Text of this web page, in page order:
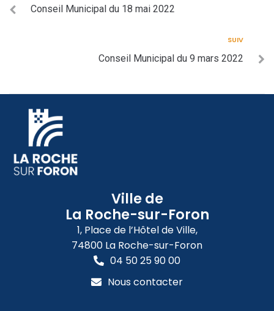
Conseil Municipal du 18 mai 2022
SUIV
Conseil Municipal du 9 mars 2022
Ville de
La Roche-sur-Foron
1, Place de l’Hôtel de Ville,
74800 La Roche-sur-Foron
04 50 25 90 00
Nous contacter